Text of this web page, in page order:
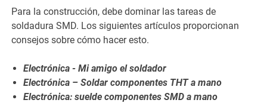
Para la construcción, debe dominar las tareas de
soldadura SMD. Los siguientes artículos proporcionan
consejos sobre cómo hacer esto.
Electrónica - Mi amigo el soldador
Electrónica – Soldar componentes THT a mano
Electrónica: suelde componentes SMD a mano